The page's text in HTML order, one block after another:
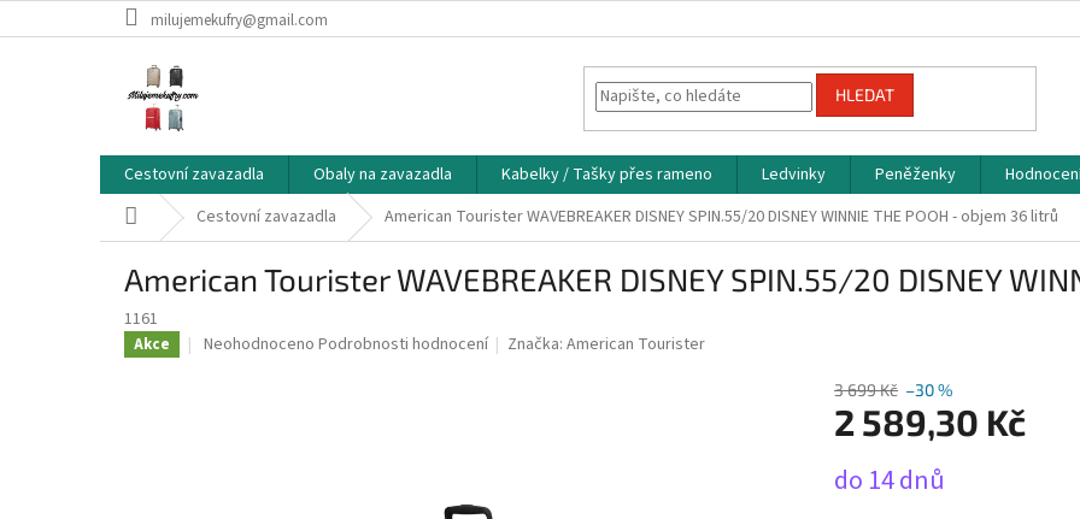
na
milujemekufry@gmail.com
HLEDAT
Cestovní zavazadla Obaly na zavazadla Kabelky / Tašky přes rameno Ledvinky Peněženky
Domů Cestovní zavazadla American Tourister WAVEBREAKER DISNEY SPIN.55/20 DISNEY WINNIE THE POOH - objem 36 litrů
American Tourister WAVEBREAKER DISNEY SPIN.55/20 DISNEY
1161
Akce
Průměrné
Neohodnoceno Podrobnosti hodnocení Značka:American Tourister
3 699 Kč –30 %
2 589,30 Kč
cena:
do 14 dnů